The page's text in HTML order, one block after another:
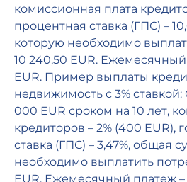
комиссионная плата
процентная ставка (ГПС) –
которую необходимо
10 240,50 EUR. Ежемесячный
EUR. Пример выплаты
недвижимость с 3%
000 EUR сроком на 10 лет,
кредиторов – 2% (400 EUR),
ставка (ГПС) – 3,47%, общая
необходимо выплатить
EUR. Ежемесячный платеж –